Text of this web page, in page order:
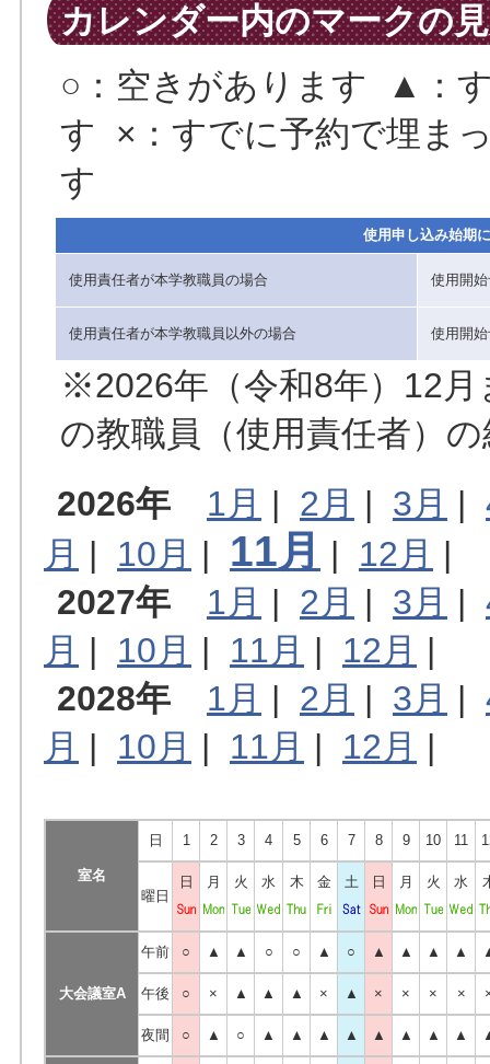
カレンダー内のマークの
○：空きがあります ▲：
す ×：すでに予約で埋ま
す
使用申し込み始期
使用責任者が本学教職員の場合 使用開
使用責任者が本学教職員以外の場合 使用開
※2026年（令和8年）12
の教職員（使用責任者）
2026年
1月 | 2月 | 3月 |
月 | 10月 | 11月 | 12月 |
2027年
1月 | 2月 | 3月 |
月 | 10月 | 11月 | 12月 |
2028年
1月 | 2月 | 3月 |
月 | 10月 | 11月 | 12月 |
室名
日 1 2 3 4 5 6 7 8 9 10 11
曜日
日 月 火 水 木 金 土 日 月 火 水
大会議室A
午前 ○ ▲ ▲ ○ ○ ▲ ○ ▲ ▲ ▲ ▲
午後 ○ × ▲ ▲ ▲ × ▲ × × × ×
夜間 ○ ▲ ○ ▲ ▲ ▲ ▲ ▲ ▲ ▲ ▲